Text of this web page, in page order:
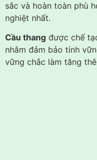
sắc và hoàn toàn phù
nghiệt nhất.
Cầu thang được chế
nhằm đảm bảo tính
vững chắc làm tăng